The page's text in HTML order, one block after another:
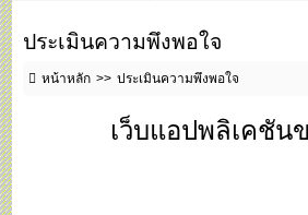
ประเมินความพึงพอใจ
หน้าหลัก ประเมินความพึงพอใจ
เว็บแอปพลิเคชั